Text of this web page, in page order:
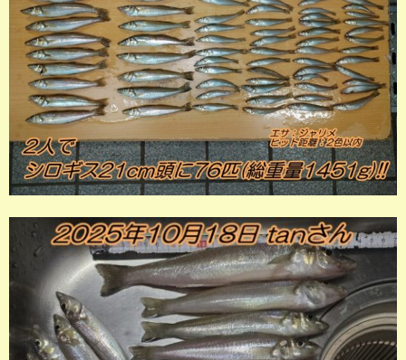
店長釣行記
スタッフ釣行記
釣果投稿フォーム
お問い合わせ